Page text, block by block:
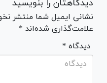
دیدگاهتان را بنویسید
نشانی ایمیل شما منتشر
علامت‌گذاری شده‌اند *
* دیدگاه